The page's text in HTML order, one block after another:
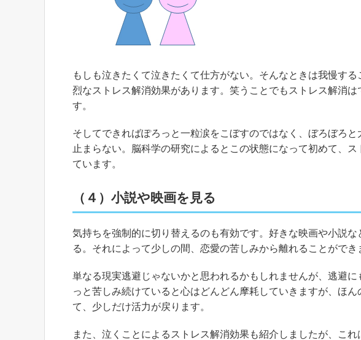
もしも泣きたくて泣きたくて仕方がない。そんなときは我慢す
烈なストレス解消効果があります。笑うことでもストレス解消
す。
そしてできればぽろっと一粒涙をこぼすのではなく、ぼろぼろ
止まらない。脳科学の研究によるとこの状態になって初めて、
ています。
（４）小説や映画を見る
気持ちを強制的に切り替えるのも有効です。好きな映画や小説
る。それによって少しの間、恋愛の苦しみから離れることができ
単なる現実逃避じゃないかと思われるかもしれませんが、逃避
っと苦しみ続けていると心はどんどん摩耗していきますが、ほ
て、少しだけ活力が戻ります。
また、泣くことによるストレス解消効果も紹介しましたが、こ